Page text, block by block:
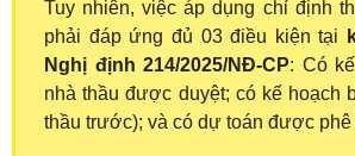
Tuy nhiên, việc áp dụng chỉ định
phải đáp ứng đủ 03 điều kiện tại
Nghị định 214/2025/NĐ-CP: Có
nhà thầu được duyệt; có kế hoạch
thầu trước); và có dự toán được phê